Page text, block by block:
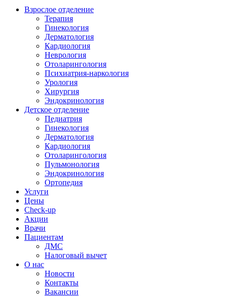
Взрослое отделение
Терапия
Гинекология
Дерматология
Кардиология
Неврология
Отоларингология
Психиатрия-наркология
Урология
Хирургия
Эндокринология
Детское отделение
Педиатрия
Гинекология
Дерматология
Кардиология
Отоларингология
Пульмонология
Эндокринология
Ортопедия
Услуги
Цены
Check-up
Акции
Врачи
Пациентам
ДМС
Налоговый вычет
О нас
Новости
Контакты
Вакансии